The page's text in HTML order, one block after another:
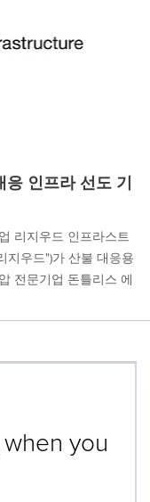
인프라 선도 기
리지우드 인프라스트
지우드")가 산불 대응용
전문기업 돈틀리스 에
you